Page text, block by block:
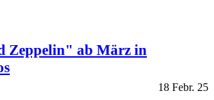
Zeppelin" ab März in
18 Febr. 25